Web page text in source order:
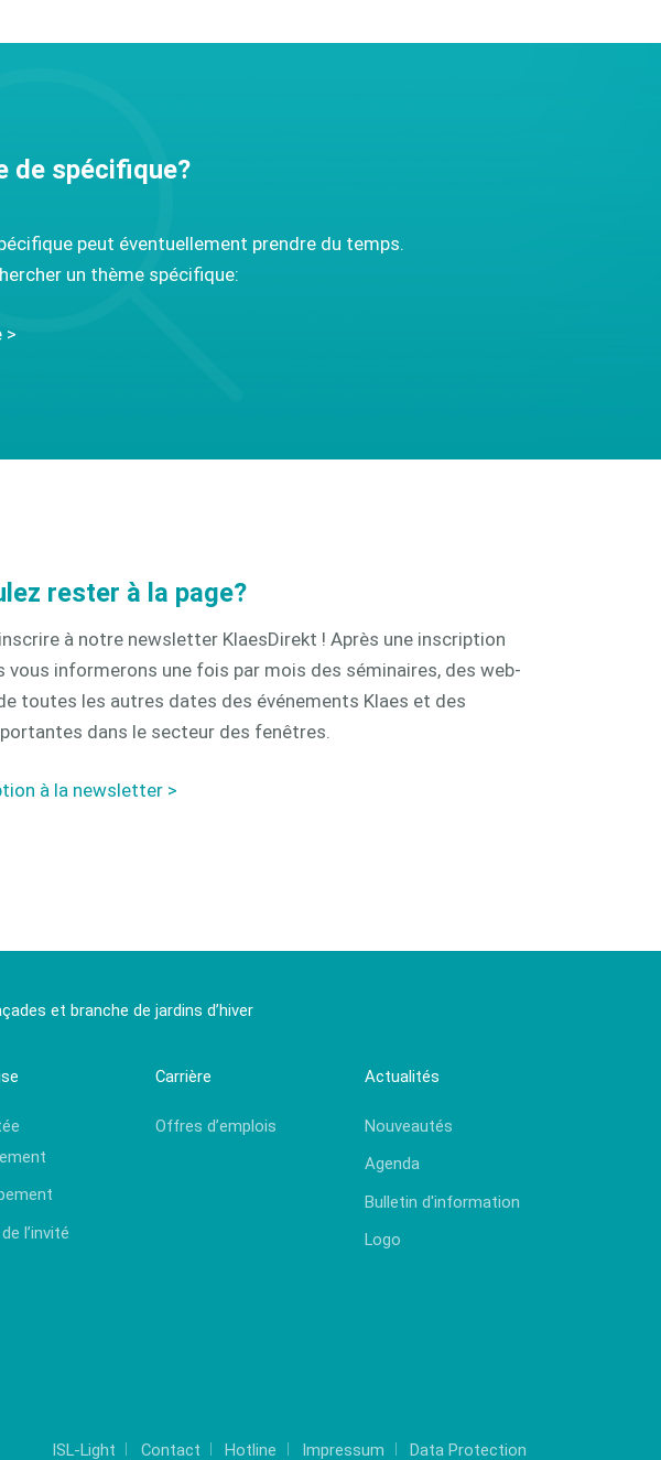
de spécifique?
peut éventuellement prendre du temps.
un thème spécifique:
>
rester à la page?
à notre newsletter KlaesDirekt ! Après une inscription
vous informerons une fois par mois des séminaires, des web-
toutes les autres dates des événements Klaes et des
dans le secteur des fenêtres.
à la newsletter >
et branche de jardins d’hiver
l’invité
Carrière
Offres d’emplois
Actualités
Nouveautés
Agenda
Bulletin d'information
Logo
ISL-Light Contact Hotline Impressum Data Protection